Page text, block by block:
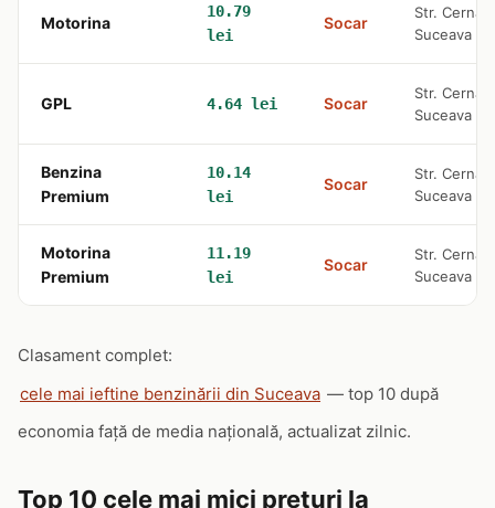
Motorina
10.79
lei
Socar
Str.
Suceava
GPL 4.64 lei Socar
Str.
Suceava
Benzina
Premium
10.14
lei
Socar
Str.
Suceava
Motorina
Premium
11.19
lei
Socar
Str.
Suceava
Clasament complet:
cele mai ieftine benzinării din Suceava — top 10 după
economia față de media națională, actualizat zilnic.
Top 10 cele mai mici preturi la